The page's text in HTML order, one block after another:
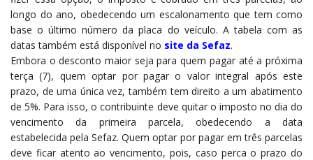
longo do ano, obedecendo um escalonamento que tem como
base o último número da placa do veículo. A tabela com as
datas também está disponível no site da Sefaz.
Embora o desconto maior seja para quem pagar até a próxima
terça (7), quem optar por pagar o valor integral após este
prazo, de uma única vez, também tem direito a um abatimento
de 5%. Para isso, o contribuinte deve quitar o imposto no dia do
vencimento da primeira parcela, obedecendo a data
estabelecida pela Sefaz. Quem optar por pagar em três parcelas
deve ficar atento ao vencimento, pois, caso perca o prazo do